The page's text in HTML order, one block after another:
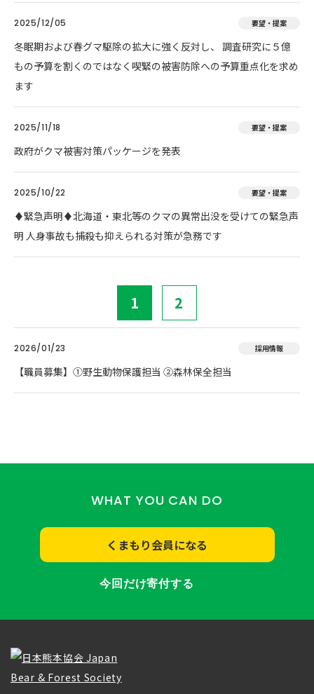
2025/12/05 要望・提案
冬眠期および春グマ駆除の拡大に強く反対し、 調査研究に５億
もの予算を割くのではなく喫緊の被害防除への予算重点化を求め
ます
2025/11/18 要望・提案
政府がクマ被害対策パッケージを発表
2025/10/22 要望・提案
♦️緊急声明♦️北海道・東北等のクマの異常出没を受けての緊急声
明 人身事故も捕殺も抑えられる対策が急務です
1 2
2026/01/23 採用情報
【職員募集】①野生動物保護担当 ②森林保全担当
WHAT YOU CAN DO
くまもり会員になる
今回だけ寄付する